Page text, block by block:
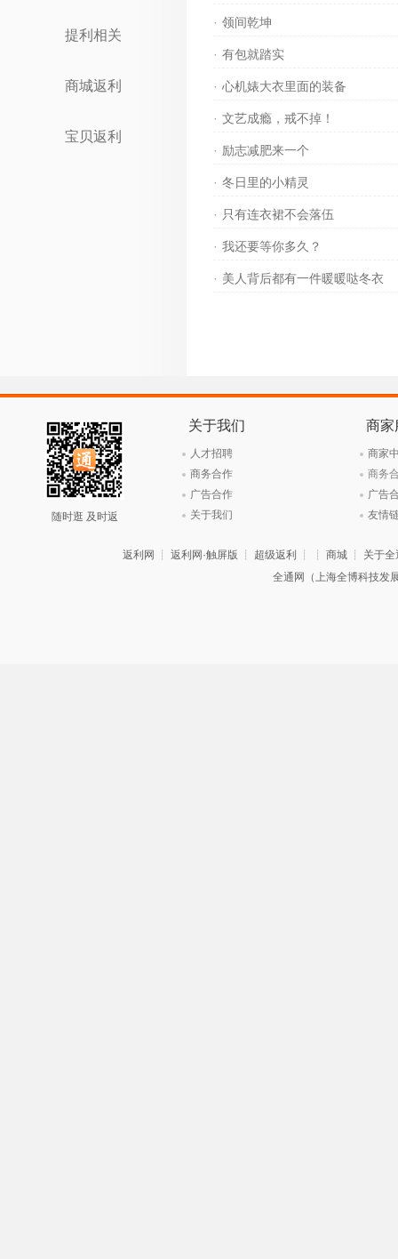
提利相关
商城返利
宝贝返利
· 领间乾坤
· 有包就踏实
· 心机婊大衣里面的装备
· 文艺成瘾，戒不掉！
· 励志减肥来一个
· 冬日里的小精灵
· 只有连衣裙不会落伍
· 我还要等你多久？
· 美人背后都有一件暖暖哒冬衣
随时逛 及时返
关于我们
人才招聘
商务合作
广告合作
关于我们
商家
商家
商务
广告
友情
返利网 ┊ 返利网·触屏版 ┊ 超级返利 ┊ ┊ 商城┊
关于全
全通网（上海全博科技发